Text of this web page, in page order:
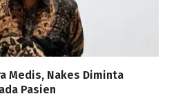
Medis, Nakes Diminta
Pasien